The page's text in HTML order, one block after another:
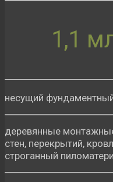
1,1
несущий
деревянные
стен, перекрытий,
строганный